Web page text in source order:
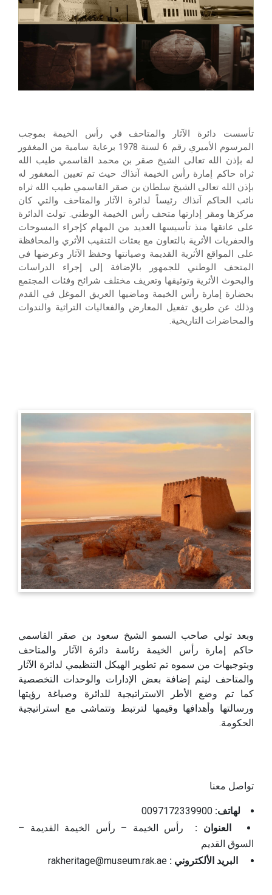
تأسست دائرة الآثار والمتاحف في رأس الخيمة بموجب
المرسوم الأميري رقم 6 لسنة 1978 برعاية سامية من المغفور
له بإذن الله تعالى الشيخ صقر بن محمد القاسمي طيب الله
ثراه حاكم إمارة رأس الخيمة آنذاك حيث تم تعيين المغفور له
بإذن الله تعالى الشيخ سلطان بن صقر القاسمي طيب الله ثراه
نائب الحاكم آنذاك رئيساً لدائرة الآثار والمتاحف والتي كان
مركزها ومقر إدارتها متحف رأس الخيمة الوطني. تولت الدائرة
على عاتقها منذ تأسيسها العديد من المهام كإجراء المسوحات
والحفريات الأثرية بالتعاون مع بعثات التنقيب الأثري والمحافظة
على المواقع الأثرية القديمة وصيانتها وحفظ الآثار وعرضها في
المتحف الوطني للجمهور بالإضافة إلى إجراء الدراسات
والبحوث الأثرية وتوثيقها وتعريف مختلف شرائح وفئات المجتمع
بحضارة إمارة رأس الخيمة وماضيها العريق الموغل في القدم
وذلك عن طريق تفعيل المعارض والفعاليات التراثية والندوات
والمحاضرات التاريخية.
وبعد تولي صاحب السمو الشيخ سعود بن صقر القاسمي
حاكم إمارة رأس الخيمة رئاسة دائرة الآثار والمتاحف
وبتوجيهات من سموه تم تطوير الهيكل التنظيمي لدائرة الآثار
والمتاحف ليتم إضافة بعض الإدارات والوحدات التخصصية
كما تم وضع الأطر الاستراتيجية للدائرة وصياغة رؤيتها
ورسالتها وأهدافها وقيمها لترتبط وتتماشى مع استراتيجية
الحكومة.
تواصل معنا
لهاتف:
العنوان :
رأس الخيمة – رأس الخيمة القديمة –
السوق القديم
البريد الألكتروني : rakheritage@museum.rak.ae